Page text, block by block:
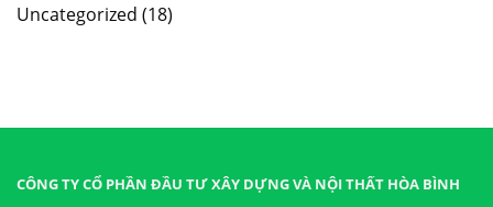
Uncategorized (18)
CÔNG TY CỔ PHẦN ĐẦU TƯ XÂY DỰNG VÀ NỘI THẤT HÒA BÌNH